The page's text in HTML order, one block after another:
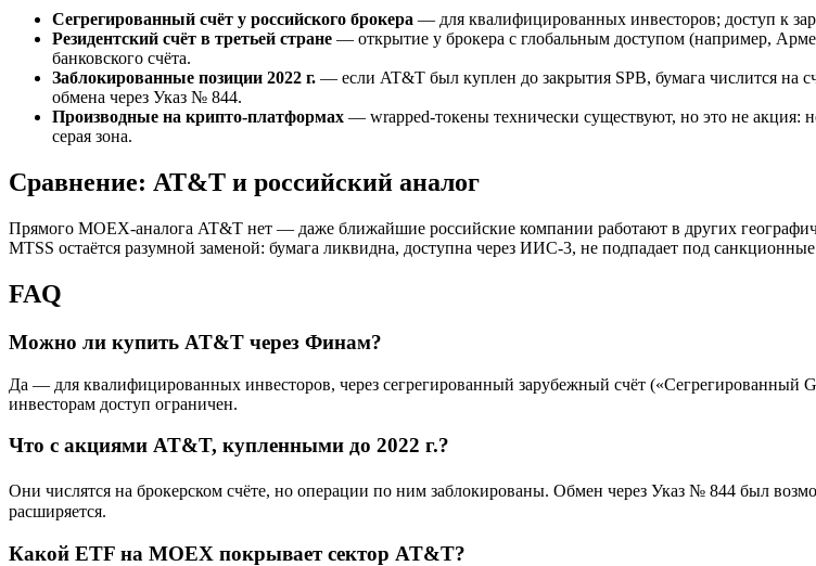
Сегрегированный счёт у российского брокера — для квалифицированных инвесторов; доступ к
Резидентский счёт в третьей стране — открытие у брокера с глобальным доступом (например,
банковского счёта.
Заблокированные позиции 2022 г. — если AT&T был куплен до закрытия SPB, бумага числится на
обмена через Указ № 844.
Производные на крипто-платформах — wrapped-токены технически существуют, но это не акция:
серая зона.
Сравнение: AT&T и российский аналог
Прямого MOEX-аналога AT&T нет — даже ближайшие российские компании работают в других
MTSS остаётся разумной заменой: бумага ликвидна, доступна через ИИС-3, не подпадает под
FAQ
Можно ли купить AT&T через Финам?
Да — для квалифицированных инвесторов, через сегрегированный зарубежный счёт
инвесторам доступ ограничен.
Что с акциями AT&T, купленными до 2022 г.?
Они числятся на брокерском счёте, но операции по ним заблокированы. Обмен через Указ № 844 был
расширяется.
Какой ETF на MOEX покрывает сектор AT&T?